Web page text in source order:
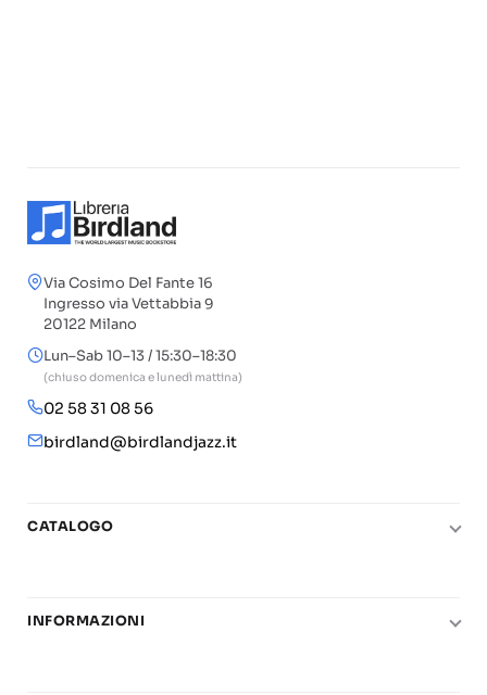
Via Cosimo Del Fante 16
Ingresso via Vettabbia 9
20122 Milano
Lun–Sab 10–13 / 15:30–18:30
(chiuso domenica e lunedì mattina)
02 58 31 08 56
birdland@birdlandjazz.it
CATALOGO
Chitarra
INFORMAZIONI